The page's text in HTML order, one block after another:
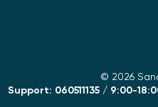
© 2026
Support: 060511135 / 9:00-